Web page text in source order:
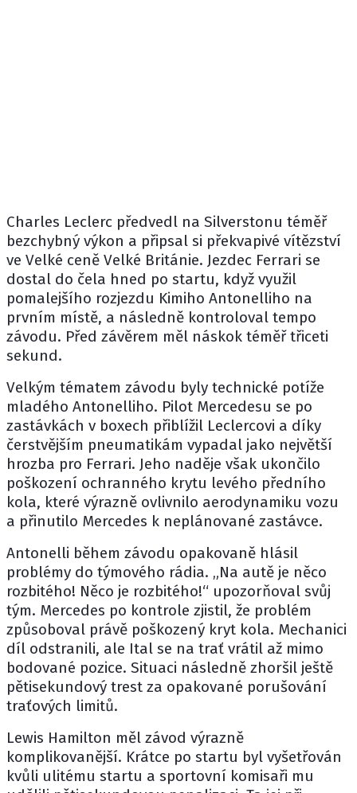
Charles Leclerc předvedl na Silverstonu téměř
bezchybný výkon a připsal si překvapivé vítězství
ve Velké ceně Velké Británie. Jezdec Ferrari se
dostal do čela hned po startu, když využil
pomalejšího rozjezdu Kimiho Antonelliho na
prvním místě, a následně kontroloval tempo
závodu. Před závěrem měl náskok téměř třiceti
sekund.
Velkým tématem závodu byly technické potíže
mladého Antonelliho. Pilot Mercedesu se po
zastávkách v boxech přiblížil Leclercovi a díky
čerstvějším pneumatikám vypadal jako největší
hrozba pro Ferrari. Jeho naděje však ukončilo
poškození ochranného krytu levého předního
kola, které výrazně ovlivnilo aerodynamiku vozu
a přinutilo Mercedes k neplánované zastávce.
Antonelli během závodu opakovaně hlásil
problémy do týmového rádia. „Na autě je něco
rozbitého! Něco je rozbitého!“ upozorňoval svůj
tým. Mercedes po kontrole zjistil, že problém
způsoboval právě poškozený kryt kola. Mechanici
díl odstranili, ale Ital se na trať vrátil až mimo
bodované pozice. Situaci následně zhoršil ještě
pětisekundový trest za opakované porušování
traťových limitů.
Lewis Hamilton měl závod výrazně
komplikovanější. Krátce po startu byl vyšetřován
kvůli ulitému startu a sportovní komisaři mu